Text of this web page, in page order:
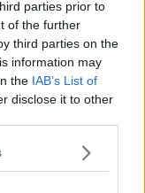
parties prior to
of the further
third parties on the
information may
the IAB’s List of
disclose it to other
americanae il coraggio
e dell’Italia.
possono
Albanese e ai